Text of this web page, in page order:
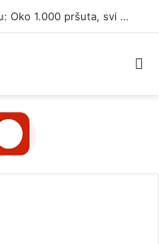
Inspektori upali u ilegalnu sušaru: Oko 1.000 pršuta, svi će biti uništeni